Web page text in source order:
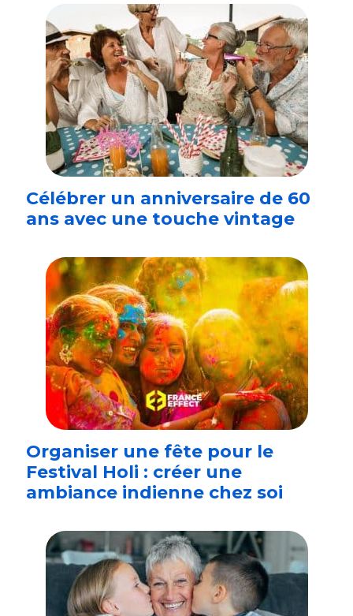
Célébrer un anniversaire de 60
ans avec une touche vintage
Organiser une fête pour le
Festival Holi : créer une
ambiance indienne chez soi